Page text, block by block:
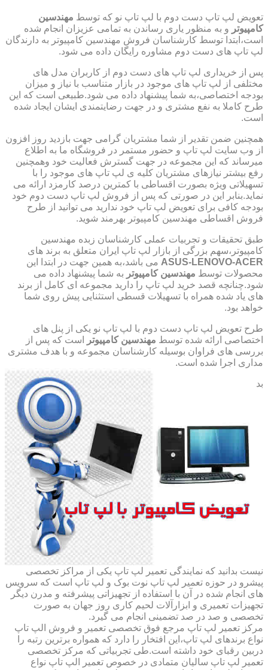
تعویض لپ تاپ دست دوم با لپ تاپ نو که توسط مهندسین
کامپیوتر و به منظور یاری رساندن به تمامی عزیزان انجام شده
است،ابتدا توسط کارشناسان فروش مهندسین کامپیوتر به دارندگان
لپ تاپ های دست دوم مشاوره رایگان داده می شود.
پس از خریداری لپ تاپ های دست دوم از کاربران مدل های
مختلفی از لپ تاپ های موجود در بازار متناسب با نیاز و میزان
بودجه اختصاصی،به شما پیشنهاد داده می شود.طبیعی است که این
طرح کاملا به نفع مشتری و در جهت رضایتمندی ایشان ایجاد شده
است.
همچنین ضمن تقدیر از شما مشتریان گرامی جهت بازدید روز افزون
از وب سایت لپ تاپ و حضور مستمر در فروشگاه ما به اطلاع
میرساند که این مجموعه در جهت گسترش فعالیت خود وهمچنین
رفع بیشتر نیازهای مشتریان کلیه ی لپ تاپ های موجود را با
تسهیلاتی ویژه بصورت اقساطی با کمترین درصد کارمزد ارائه می
نماید.بنابر این در صورتی که پس از فروش لپ تاپ دست دوم خود
بودجه کافی برای تعویض لپ تاپ خود ندارید می توانید از طرح
فروش اقساطی مهندسین کامپیوتر بهرمند شوید.
طبق تحقیقات و تجربیات عملی کارشناسان زبده مهندسین
کامپیوتر،سهم بزرگی از بازار لپ تاپ ایران متعلق به برند های
ASUS-LENOVO-ACER می باشد،به همین جهت در ابتدا این
محصولات توسط مهندسین کامپیوتر به شما پیشنهاد داده می
شود.چنانچه قصد خرید لپ تاپ را دارید مجموعه ای کامل از برند
های یاد شده همراه با تسهیلات قسطی استثنایی پیش روی شما
خواهد بود.
طرح تعویض لپ تاپ دست دوم با لپ تاپ نو یکی از پنل های
اختصاصی ارائه شده توسط مهندسین کامپیوتر
است که پس از
بررسی های فراوان بوسیله کارشناسان مجموعه و با هدف مشتری
مداری اجرا شده است.
بد
نیست بدانید که نمایندگی تعمیر لپ تاپ یکی از مراکز تخصصی
پیشرو در حوزه تعمیر لپ تاپ نوت بوک و لپ تاپ است که سرویس
های انجام شده در آن با استفاده از تجهیزاتی پیشرفته و مدرن دیگر
تجهیزات تعمیری و ابزارآلات لحیم کاری روز جهان به صورت
تخصصی و صد در صد تضمینی انجام می گیرد.
مرکز تعمیر لپ تاپ مرجع فوق تخصصی تعمیر و فروش الپ تاپ
نواع برندهای لپ تاپ،این افتخار را دارد که همواره برترین رتبه را
دربین رقبای خود داشته است.طی تجربیاتی که مرکز تخصصی
تعمیر لپ تاپ سالیان متمادی در خصوص تعمیر الپ تاپ نواع